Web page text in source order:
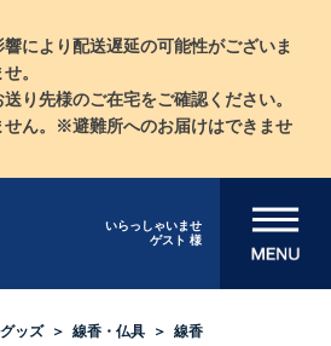
響により配送遅延の可能性がございま
。
り先様のご在宅をご確認ください。
ん。※避難所へのお届けはできませ
いらっしゃいませ
ゲスト 様
メニューを開
ッズ 線香・仏具 線香